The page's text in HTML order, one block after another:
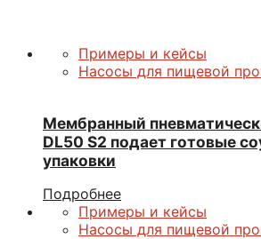
Примеры и кейсы
Насосы для пищевой
Мембранный
DL50 S2 подает готовые
упаковки
Подробнее
Примеры и кейсы
Насосы для пищевой